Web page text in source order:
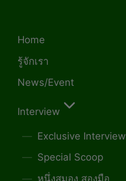
Home
รู้จักเรา
News/Event
Interview
Exclusive Interview
Special Scoop
หนึ่งสมอง สองมือ